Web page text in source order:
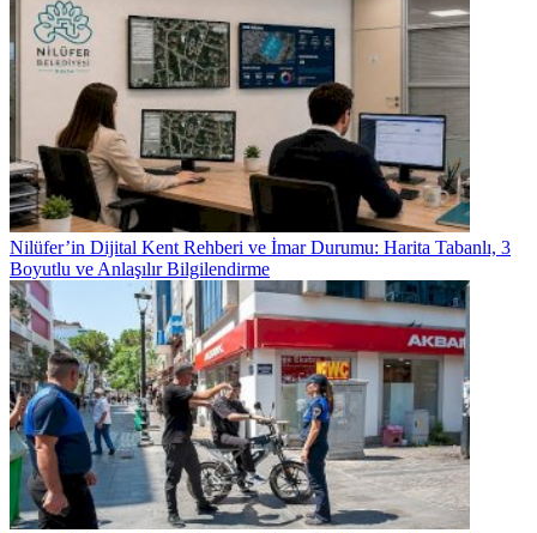
Nilüfer’in Dijital Kent Rehberi ve İmar Durumu: Harita Tabanlı, 3
Boyutlu ve Anlaşılır Bilgilendirme